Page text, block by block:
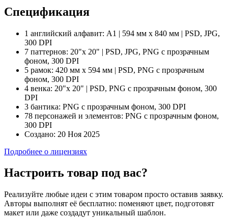
Спецификация
1 английский алфавит: A1 | 594 мм x 840 мм | PSD, JPG,
300 DPI
7 паттернов: 20"x 20" | PSD, JPG, PNG с прозрачным
фоном, 300 DPI
5 рамок: 420 мм x 594 мм | PSD, PNG с прозрачным
фоном, 300 DPI
4 венка: 20"x 20" | PSD, PNG с прозрачным фоном, 300
DPI
3 бантика: PNG с прозрачным фоном, 300 DPI
78 персонажей и элементов: PNG с прозрачным фоном,
300 DPI
Создано: 20 Ноя 2025
Подробнее о лицензиях
Настроить товар под вас?
Реализуйте любые идеи с этим товаром просто оставив заявку.
Авторы выполнят её бесплатно: поменяют цвет, подготовят
макет или даже создадут уникальный шаблон.